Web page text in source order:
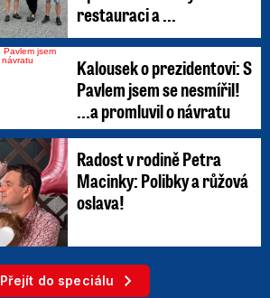
restauraci a ...
Kalousek o prezidentovi: S
Pavlem jsem se nesmířil!
...a promluvil o návratu
Radost v rodině Petra
Macinky: Polibky a růžová
oslava!
Přejít do speciálu